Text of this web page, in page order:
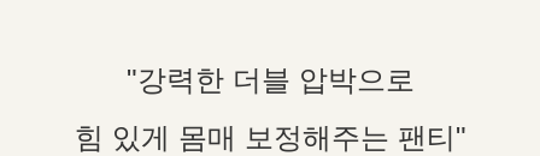
"강력한 더블 압박으로
힘 있게 몸매 보정해주는 팬티"